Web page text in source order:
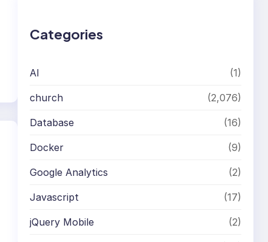
Categories
AI (1)
church (2,076)
Database (16)
Docker (9)
Google Analytics (2)
Javascript (17)
jQuery Mobile (2)